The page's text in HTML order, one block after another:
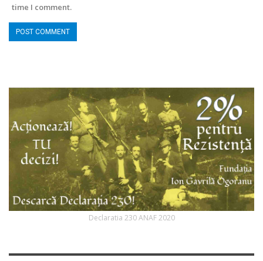
time I comment.
Declaratia 230 ANAF 2020